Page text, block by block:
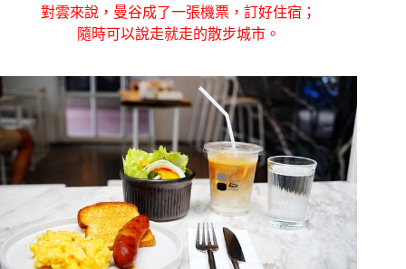
對雲來說，曼谷成了一張機票，訂好住宿；
隨時可以說走就走的散步城市。